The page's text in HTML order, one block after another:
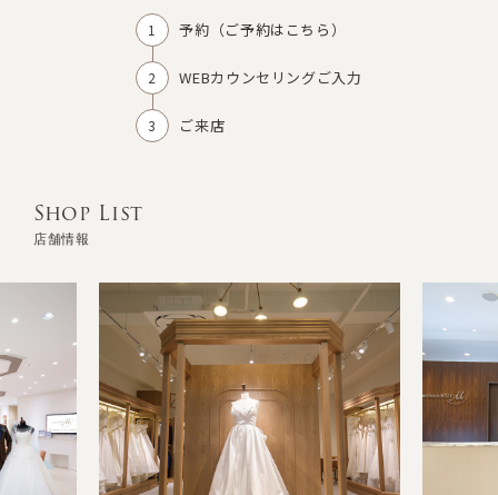
予約（ご予約はこちら）
WEBカウンセリングご入力
ご来店
Shop List
店舗情報